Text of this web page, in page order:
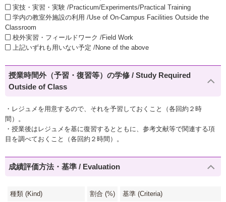
実技・実習・実験 /Practicum/Experiments/Practical Training
学内の教室外施設の利用 /Use of On-Campus Facilities Outside the
Classroom
校外実習・フィールドワーク /Field Work
上記いずれも用いない予定 /None of the above
授業時間外（予習・復習等）の学修 / Study Required
Outside of Class
・レジュメを用意するので、それを予習しておくこと（各回約２時
間）。
・授業後はレジュメを基に復習するとともに、参考文献等で関連する項
目を調べておくこと（各回約２時間）。
成績評価方法・基準 / Evaluation
種類 (Kind) 割合 (%) 基準 (Criteria)